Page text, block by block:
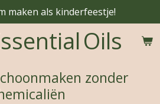
Oils
maken als kinderfeestje!
zonder